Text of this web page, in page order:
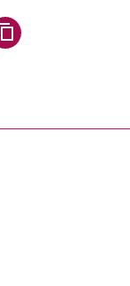
teilen
über Facebook